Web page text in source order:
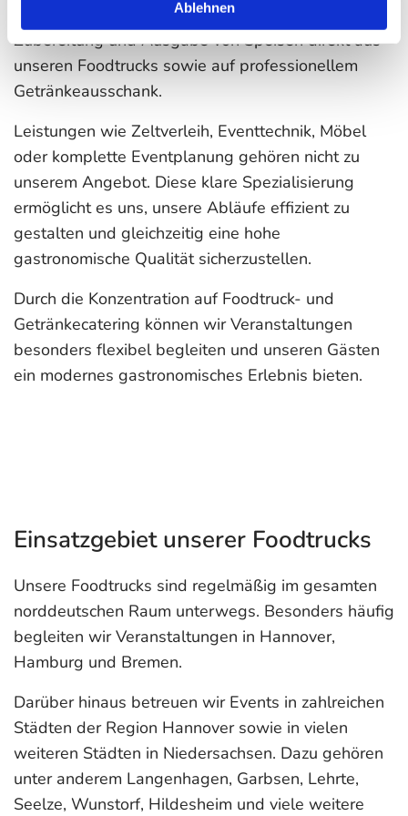
Ablehnen
Getränkecaterer. Unser Fokus liegt auf der
Zubereitung und Ausgabe von Speisen direkt aus
unseren Foodtrucks sowie auf professionellem
Getränkeausschank.
Leistungen wie Zeltverleih, Eventtechnik, Möbel
oder komplette Eventplanung gehören nicht zu
unserem Angebot. Diese klare Spezialisierung
ermöglicht es uns, unsere Abläufe effizient zu
gestalten und gleichzeitig eine hohe
gastronomische Qualität sicherzustellen.
Durch die Konzentration auf Foodtruck- und
Getränkecatering können wir Veranstaltungen
besonders flexibel begleiten und unseren Gästen
ein modernes gastronomisches Erlebnis bieten.
Einsatzgebiet unserer Foodtrucks
Unsere Foodtrucks sind regelmäßig im gesamten
norddeutschen Raum unterwegs. Besonders häufig
begleiten wir Veranstaltungen in Hannover,
Hamburg und Bremen.
Darüber hinaus betreuen wir Events in zahlreichen
Städten der Region Hannover sowie in vielen
weiteren Städten in Niedersachsen. Dazu gehören
unter anderem Langenhagen, Garbsen, Lehrte,
Seelze, Wunstorf, Hildesheim und viele weitere